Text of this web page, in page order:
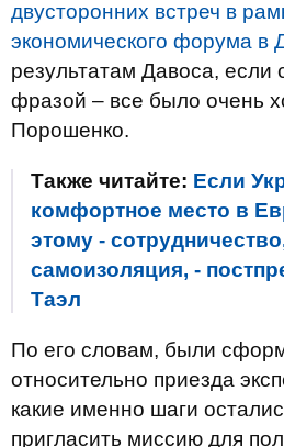
двусторонних встреч в
экономического форума в
результатам Давоса, если
фразой – все было очень
Порошенко.
Также читайте: Если
комфортное место в
этому -
самоизоляция, -
Таэл
По его словам, были
относительно приезда
какие именно шаги
пригласить миссию для